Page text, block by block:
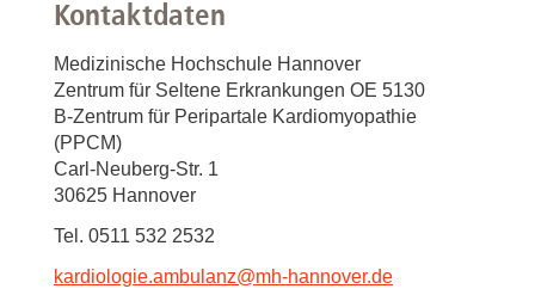
Kontaktdaten
Medizinische Hochschule Hannover
Zentrum für Seltene Erkrankungen OE 5130
B-Zentrum für Peripartale Kardiomyopathie
(PPCM)
Carl-Neuberg-Str. 1
30625 Hannover
Tel. 0511 532 2532
kardiologie.ambulanz@mh-hannover.de